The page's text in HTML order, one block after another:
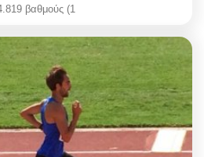
βαθμούς (1